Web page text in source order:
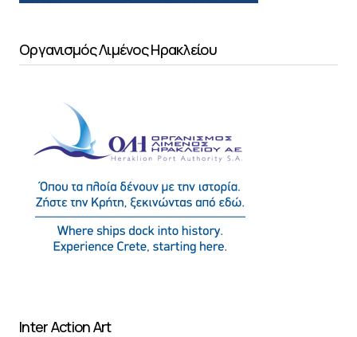
Οργανισμός Λιμένος Ηρακλείου
Inter Action Art